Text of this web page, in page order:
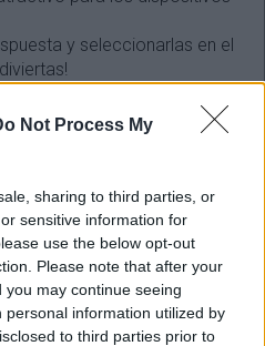
Not Process My
sharing to third parties, or
sensitive information for
use the below opt-out
Please note that after your
may continue seeing
information utilized by
to third parties prior to
y seleccionarlas en el
adoquín